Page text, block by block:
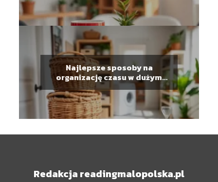
Najlepsze sposoby na
organizację czasu w dużym
gospodarstwie domowym
Redakcja readingmalopolska.pl